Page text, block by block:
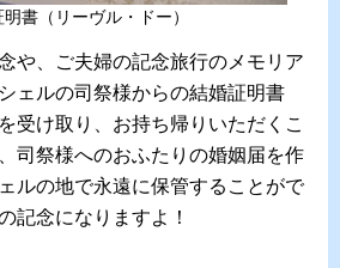
書（リーヴル・ドー）
や、ご夫婦の記念旅行のメモリア
ェルの司祭様からの結婚証明書
受け取り、お持ち帰りいただくこ
司祭様へのおふたりの婚姻届を作
ルの地で永遠に保管することがで
記念になりますよ！